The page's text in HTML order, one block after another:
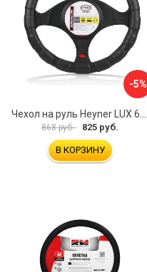
-5%
868 руб. 825 руб.
В КОРЗИНУ